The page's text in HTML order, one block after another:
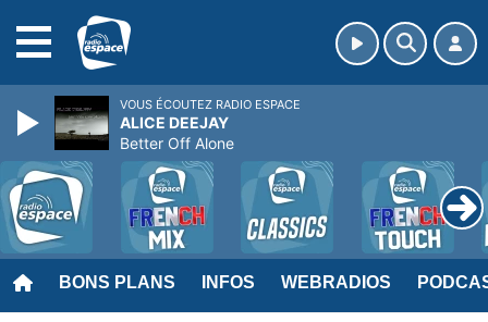
BONS PLANS INFOS WEBRADIOS
VOUS ÉCOUTEZ RADIO ESPACE
ALICE DEEJAY
Better Off Alone